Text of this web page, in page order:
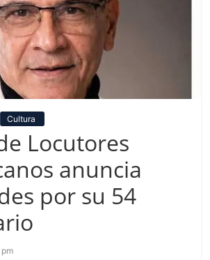
Cultura
Locutores
anuncia
por su 54